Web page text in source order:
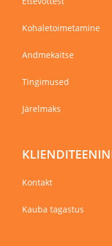
Kohaletoimetamine
Andmekaitse
Tingimused
Järelmaks
Kontakt
Kauba tagastus